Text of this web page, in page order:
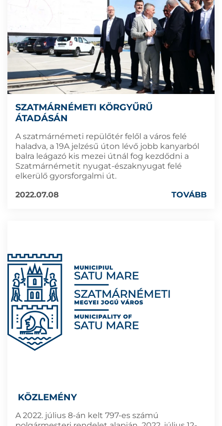
SZATMÁRNÉMETI KÖRGYŰRŰ
ÁTADÁSÁN
A szatmárnémeti repülőtér felől a város felé
haladva, a 19A jelzésű úton lévő jobb kanyarból
balra leágazó kis mezei útnál fog kezdődni a
Szatmárnémetit nyugat-északnyugat felé
elkerülő gyorsforgalmi út.
2022.07.08
TOVÁBB
KÖZLEMÉNY
A 2022. július 8-án kelt 797-es számú